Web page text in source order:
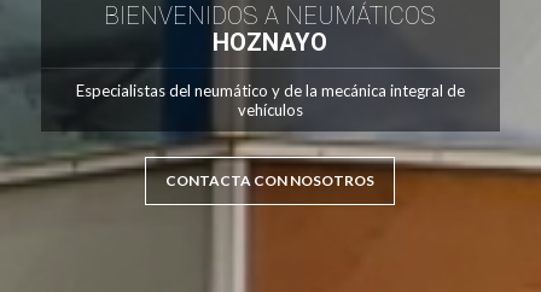
BIENVENIDOS A NEUMÁTICOS
HOZNAYO
Especialistas del neumático y de la mecánica integral de
vehículos
CONTACTA CON NOSOTROS